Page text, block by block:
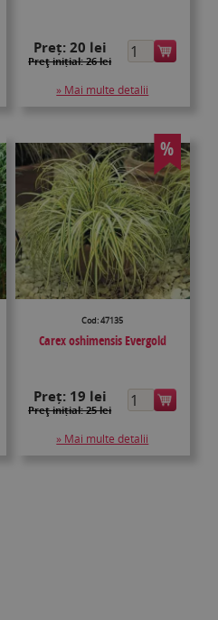
Preț: 20 lei
Preţ inițial: 26 lei
» Mai multe detalii
%
Cod: 47135
Carex oshimensis Evergold
Preț: 19 lei
Preţ inițial: 25 lei
» Mai multe detalii